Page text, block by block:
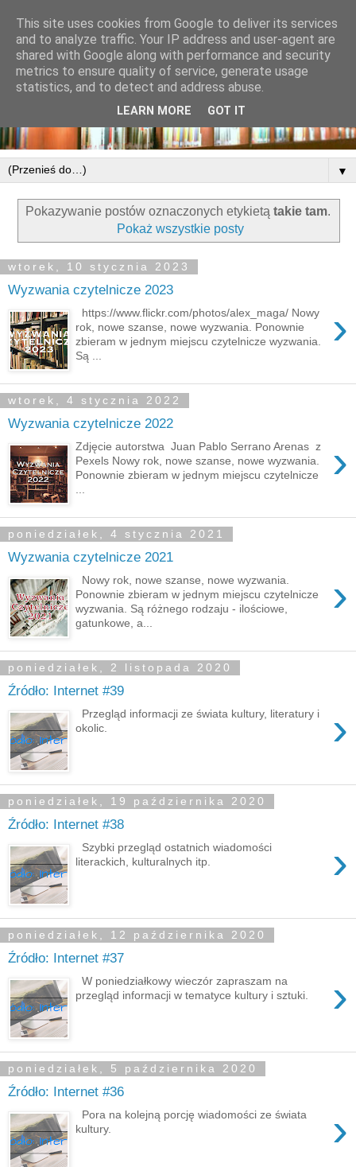
▼
Pokazywanie postów oznaczonych etykietą takie tam.
Pokaż wszystkie posty
wtorek, 10 stycznia 2023
Wyzwania czytelnicze 2023
›
https://www.flickr.com/photos/alex_maga/ Nowy
rok, nowe szanse, nowe wyzwania. Ponownie
zbieram w jednym miejscu czytelnicze wyzwania.
Są ...
wtorek, 4 stycznia 2022
Wyzwania czytelnicze 2022
›
Zdjęcie autorstwa Juan Pablo Serrano Arenas z
Pexels Nowy rok, nowe szanse, nowe wyzwania.
Ponownie zbieram w jednym miejscu czytelnicze
poniedziałek, 4 stycznia 2021
Wyzwania czytelnicze 2021
›
Nowy rok, nowe szanse, nowe wyzwania.
Ponownie zbieram w jednym miejscu czytelnicze
wyzwania. Są różnego rodzaju - ilościowe,
gatunkowe, a...
poniedziałek, 2 listopada 2020
Źródło: Internet #39
›
Przegląd informacji ze świata kultury, literatury i
okolic.
poniedziałek, 19 października 2020
Źródło: Internet #38
›
Szybki przegląd ostatnich wiadomości
literackich, kulturalnych itp.
poniedziałek, 12 października 2020
Źródło: Internet #37
›
W poniedziałkowy wieczór zapraszam na
przegląd informacji w tematyce kultury i sztuki.
poniedziałek, 5 października 2020
Źródło: Internet #36
›
Pora na kolejną porcję wiadomości ze świata
kultury.
This site uses cookies from Google to deliver its services
and to analyze traffic. Your IP address and user-agent are
shared with Google along with performance and security
metrics to ensure quality of service, generate usage
statistics, and to detect and address abuse.
LEARN MORE GOT IT